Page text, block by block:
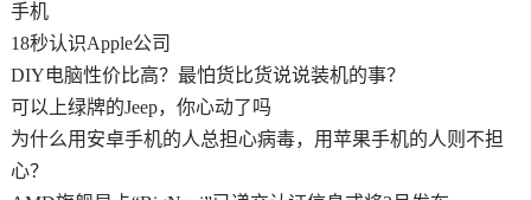
手机
18秒认识Apple公司
DIY电脑性价比高？最怕货比货说说装机的事？
可以上绿牌的Jeep，你心动了吗
为什么用安卓手机的人总担心病毒，用苹果手机的人则不担
心？